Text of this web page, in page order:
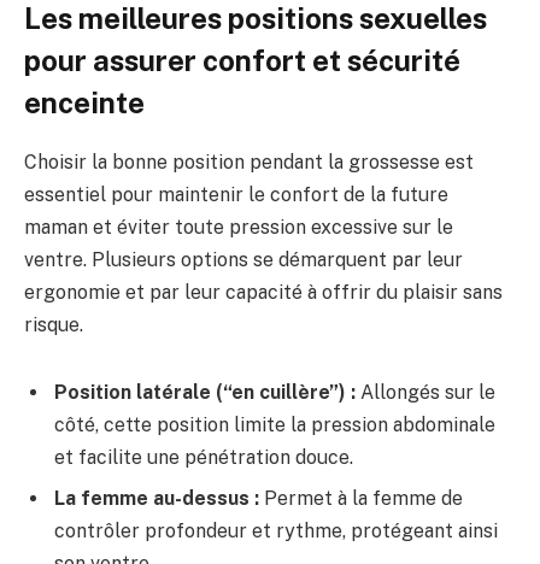
Les meilleures positions sexuelles
pour assurer confort et sécurité
enceinte
Choisir la bonne position pendant la grossesse est
essentiel pour maintenir le confort de la future
maman et éviter toute pression excessive sur le
ventre. Plusieurs options se démarquent par leur
ergonomie et par leur capacité à offrir du plaisir sans
risque.
Position latérale (“en cuillère”) : Allongés sur le
côté, cette position limite la pression abdominale
et facilite une pénétration douce.
La femme au-dessus : Permet à la femme de
contrôler profondeur et rythme, protégeant ainsi